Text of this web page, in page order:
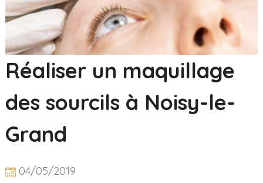
Réaliser un maquillage
des sourcils à Noisy-le-
Grand
04/05/2019